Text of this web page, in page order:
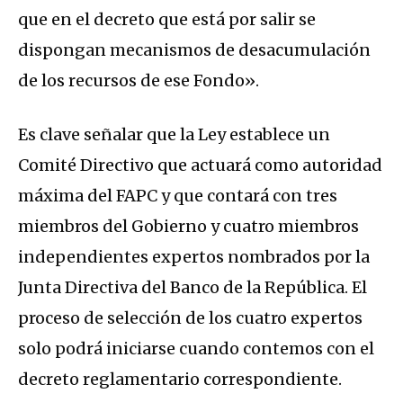
que en el decreto que está por salir se
dispongan mecanismos de desacumulación
de los recursos de ese Fondo».
Es clave señalar que la Ley establece un
Comité Directivo que actuará como autoridad
máxima del FAPC y que contará con tres
miembros del Gobierno y cuatro miembros
independientes expertos nombrados por la
Junta Directiva del Banco de la República. El
proceso de selección de los cuatro expertos
solo podrá iniciarse cuando contemos con el
decreto reglamentario correspondiente.